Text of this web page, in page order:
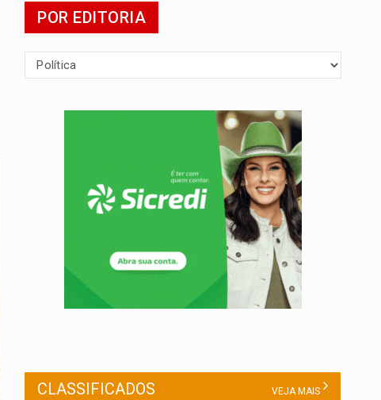
POR EDITORIA
CLASSIFICADOS VEJA MAIS